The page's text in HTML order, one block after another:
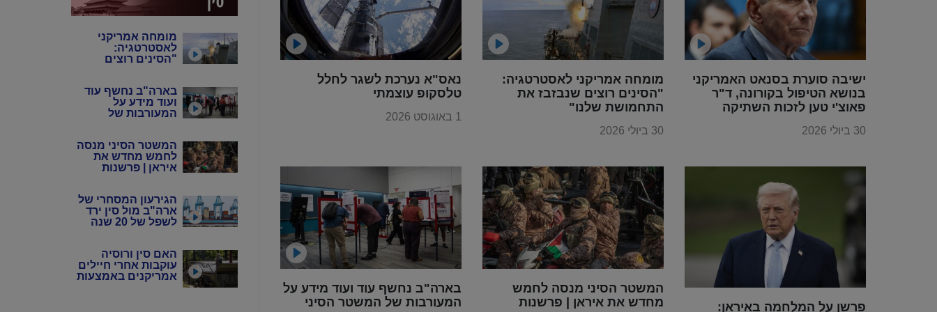
מומחה אמריקני
לאסטרטגיה:
"הסינים רוצים
בארה"ב נחשף עוד
ועוד מידע על
המעורבות של
המשטר הסיני מנסה
לחמש מחדש את
איראן | פרשנות
הגירעון המסחרי של
ארה"ב מול סין ירד
לשפל של 20 שנה
האם סין ורוסיה
עוקבות אחרי חיילים
אמריקנים באמצעות
נאס"א נערכת לשגר לחלל
טלסקופ עוצמתי
1 באוגוסט 2026
מומחה אמריקני לאסטרטגיה:
"הסינים רוצים שנבזבז את
התחמושת שלנו"
30 ביולי 2026
ישיבה סוערת בסנאט האמריקני
בנושא הטיפול בקורונה, ד"ר
פאוצ'י טען לזכות השתיקה
30 ביולי 2026
בארה"ב נחשף עוד ועוד מידע על
המעורבות של המשטר הסיני
המשטר הסיני מנסה לחמש
מחדש את איראן | פרשנות
פרשן על המלחמה באיראן: